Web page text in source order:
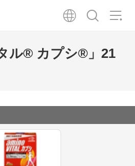
ル® カプシ®」21